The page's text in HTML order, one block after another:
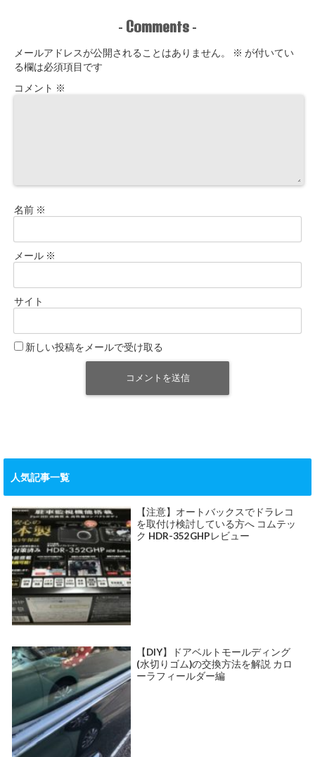
- Comments -
メールアドレスが公開されることはありません。 ※ が付いてい
る欄は必須項目です
コメント ※
名前 ※
メール ※
サイト
新しい投稿をメールで受け取る
人気記事一覧
【注意】オートバックスでドラレコ
を取付け検討している方へ コムテッ
ク HDR-352GHPレビュー
【DIY】ドアベルトモールディング
(水切りゴム)の交換方法を解説 カロ
ーラフィールダー編